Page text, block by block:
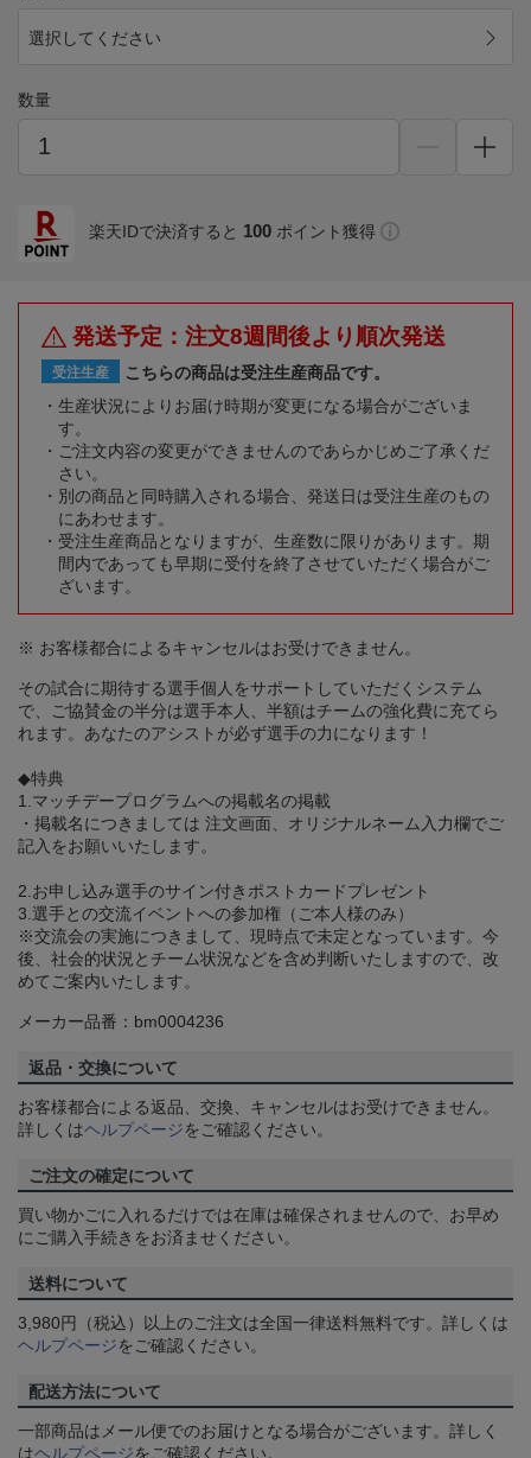
選択してください
数量
楽天IDで決済すると 100 ポイント獲得
発送予定：注文8週間後より順次発送
受注生産
こちらの商品は受注生産商品です。
生産状況によりお届け時期が変更になる場合がございま
す。
ご注文内容の変更ができませんのであらかじめご了承くだ
さい。
別の商品と同時購入される場合、発送日は受注生産のもの
にあわせます。
受注生産商品となりますが、生産数に限りがあります。期
間内であっても早期に受付を終了させていただく場合がご
ざいます。
※ お客様都合によるキャンセルはお受けできません。
その試合に期待する選手個人をサポートしていただくシステム
で、ご協賛金の半分は選手本人、半額はチームの強化費に充てら
れます。あなたのアシストが必ず選手の力になります！
◆特典
1.マッチデープログラムへの掲載名の掲載
・掲載名につきましては 注文画面、オリジナルネーム入力欄でご
記入をお願いいたします。
2.お申し込み選手のサイン付きポストカードプレゼント
3.選手との交流イベントへの参加権（ご本人様のみ）
※交流会の実施につきまして、現時点で未定となっています。今
後、社会的状況とチーム状況などを含め判断いたしますので、改
めてご案内いたします。
メーカー品番：bm0004236
返品・交換について
お客様都合による返品、交換、キャンセルはお受けできません。
詳しくはヘルプページをご確認ください。
ご注文の確定について
買い物かごに入れるだけでは在庫は確保されませんので、お早め
にご購入手続きをお済ませください。
送料について
3,980円（税込）以上のご注文は全国一律送料無料です。詳しくは
ヘルプページをご確認ください。
配送方法について
一部商品はメール便でのお届けとなる場合がございます。詳しく
はヘルプページをご確認ください。